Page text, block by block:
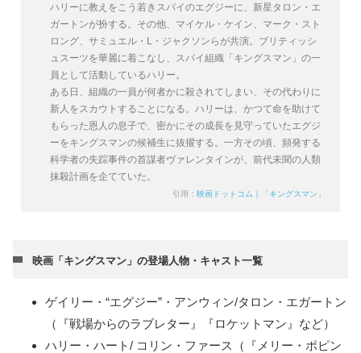
ハリーに教えをこう若きスパイのエグジーに、新星タロン・エ
ガートンが扮する。その他、マイケル・ケイン、マーク・スト
ロング、サミュエル・L・ジャクソンらが共演。ブリティッシ
ュスーツを華麗に着こなし、スパイ組織「キングスマン」の一
員として活動しているハリー。
ある日、組織の一員が何者かに殺されてしまい、その代わりに
新人をスカウトすることになる。ハリーは、かつて命を助けて
もらった恩人の息子で、密かにその成長を見守っていたエグジ
ーをキングスマンの候補生に抜擢する。一方その頃、頻発する
科学者の失踪事件の首謀者ヴァレンタインが、前代未聞の人類
抹殺計画を企てていた。
引用： 映画ドットコム｜「キングスマン」
映画「キングスマン」の登場人物・キャスト一覧
ゲイリー・“エグジー”・アンウィン/タロン・エガートン
（『戦場からのラブレター』『ロケットマン』など）
ハリー・ハート/ コリン・ファース（『メリー・ポピン